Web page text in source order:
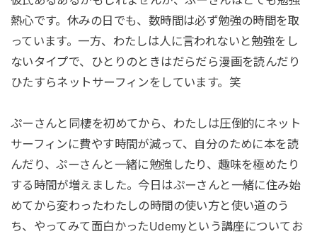
熱心です。休みの日でも、数時間は必ず勉強の時間を取
っています。一方、わたしは人に言われないと勉強をし
ないタイプで、ひとりのときはだらだら漫画を読んだり
ひたすらネットサーフィンをしています。笑
ぷーさんと同棲を初めてから、わたしは圧倒的にネット
サーフィンに費やす時間が減って、自分のために本を読
んだり、ぷーさんと一緒に勉強したり、趣味を極めたり
する時間が増えました。今日はぷーさんと一緒に住み始
めてから変わったわたしの時間の使い方と使い道のう
ち、やってみて面白かったUdemyという講座についてお